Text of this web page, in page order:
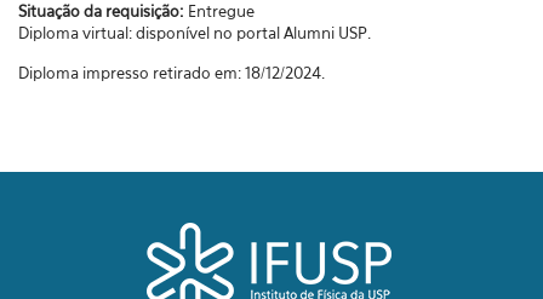
Situação da requisição: Entregue
Diploma virtual: disponível no portal Alumni USP.
Diploma impresso retirado em: 18/12/2024.